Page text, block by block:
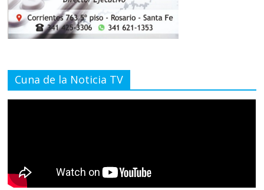
Cuna de la Noticia TV